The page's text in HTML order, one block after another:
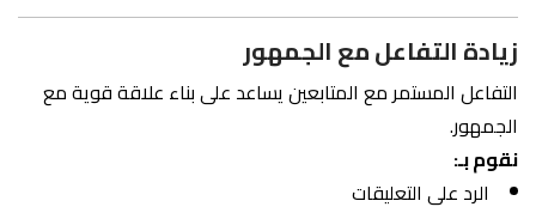
زيادة التفاعل مع الجمهور
التفاعل المستمر مع المتابعين يساعد على بناء علاقة قوية مع
الجمهور.
نقوم بـ:
الرد على التعليقات